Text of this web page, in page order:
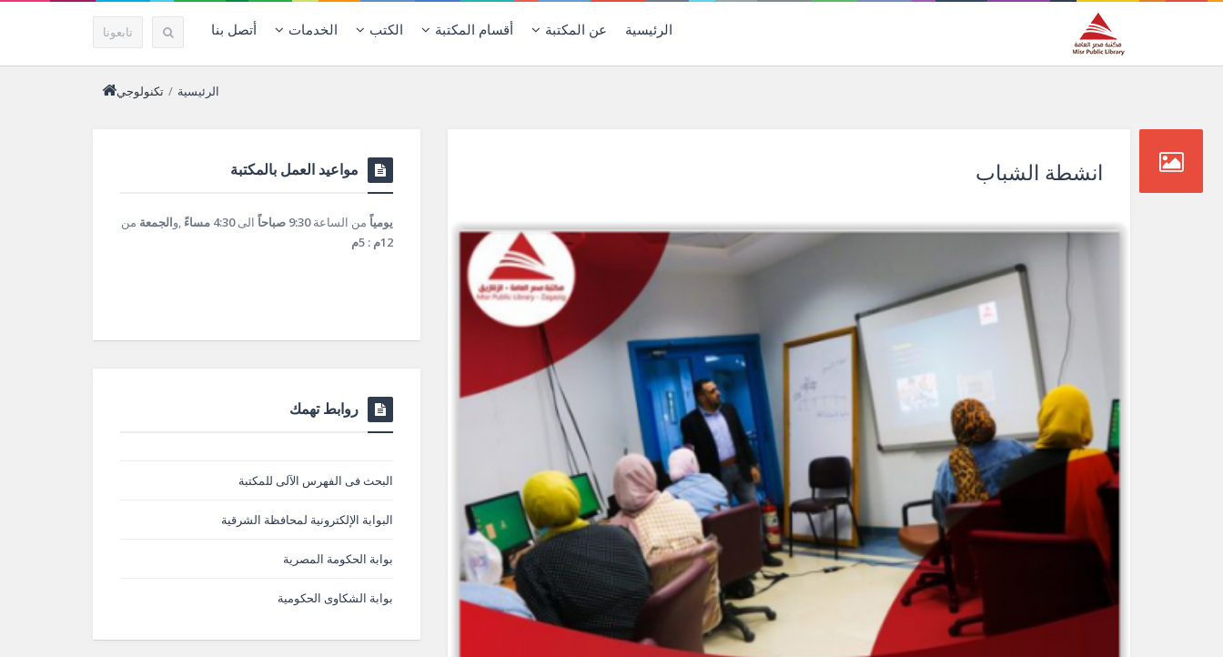
تابعونا الرئيسية عن المكتبة أقسام المكتبة الكتب الخدمات أتصل بنا
الرئيسية / تكنولوجي
انشطة الشباب مواعيد العمل بالمكتبة
يومياً من الساعة9:30 صباحاً الى4:30 مساءً ,والجمعة من
12م : 5م
روابط تهمك
البحث فى الفهرس الآلى للمكتبة
البوابة الإلكترونية لمحافظة الشرقية
بوابة الحكومة المصرية
بوابة الشكاوى الحكومية